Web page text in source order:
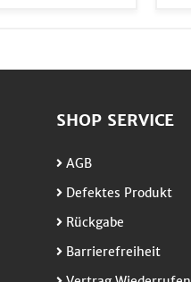
SHOP SERVICE
AGB
Defektes Produkt
Rückgabe
Barrierefreiheit